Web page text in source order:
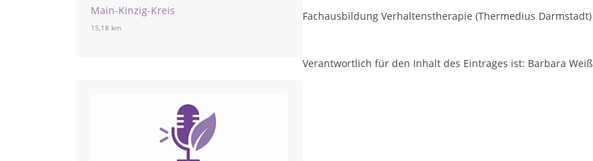
Main-Kinzig-Kreis
15,18 km
Fachausbildung Verhaltenstherapie (Thermedius Darmstadt)
Verantwortlich für den Inhalt des Eintrages ist: Barbara Weiß